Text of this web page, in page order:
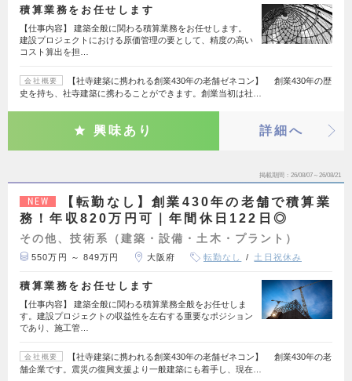
積算業務をお任せします
【仕事内容】 建築全般に関わる積算業務をお任せします。
建設プロジェクトにおける原価管理の要として、精度の高い
コスト算出を担…
会社概要
【社寺建築に携われる創業430年の老舗ゼネコン】 創業430年の歴
史を持ち、社寺建築に携わることができます。創業当初は社…
興味あり 詳細へ
掲載期間 26/08/07～26/08/21
NEW
【転勤なし】創業430年の老舗で積算業
務！年収820万円可｜年間休日122日◎
その他、技術系（建築・設備・土木・プラント）
550万円 ～ 849万円 大阪府 転勤なし 土日祝休み
積算業務をお任せします
【仕事内容】 建築全般に関わる積算業務全般をお任せしま
す。建設プロジェクトの収益性を左右する重要なポジション
であり、施工管…
会社概要
【社寺建築に携われる創業430年の老舗ゼネコン】 創業430年の老
舗企業です。震災の復興支援より一般建築にも着手し、現在…